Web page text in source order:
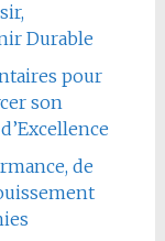
Durable
pour
son
de